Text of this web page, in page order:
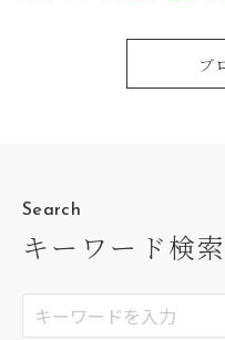
ブ
Search
キーワード検索